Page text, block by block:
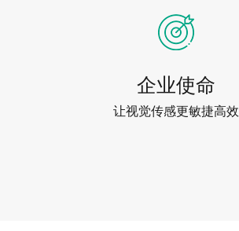
企业使命
让视觉传感更敏捷高效